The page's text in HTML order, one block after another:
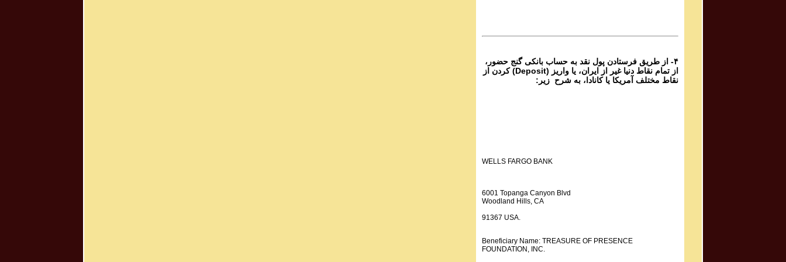
۴- از طریق فرستادن پول نقد به حساب بانکی گنج حضور،
از تمام نقاط دنیا غیر از ایران، یا واریز (Deposit) کردن از
نقاط مختلف آمریکا یا کانادا، به شرح زیر:
WELLS FARGO BANK
6001 Topanga Canyon Blvd
Woodland Hills, CA
91367 USA.
Beneficiary Name: TREASURE OF PRESENCE
FOUNDATION, INC.